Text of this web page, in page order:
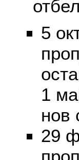
5
1
нов
29